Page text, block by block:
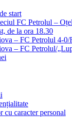
start
FC Petrolul –
de la ora 18.30
– FC Petrolul 4-0/
– FC Petrolul/
cu caracter personal